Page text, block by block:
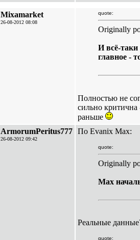
Mixamarket
26-08-2012 08:08
quote:
Originally
И всё-таки
главное -
Полностью не
сильно критична
раньше
ArmorumPeritus777
26-08-2012 09:42
По Evanix Max:
quote:
Originally
Мах
Реальные
quote: